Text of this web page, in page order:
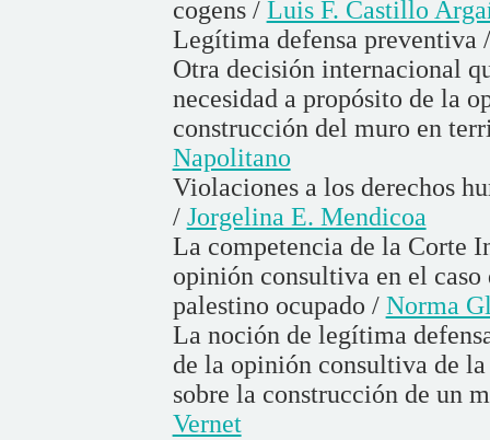
cogens / Luis F. Castillo
Legítima defensa preventiva
Otra decisión internacional
necesidad a propósito de la
construcción del muro en
Napolitano
Violaciones a los derechos
/ Jorgelina E. Mendicoa
La competencia de la Corte
opinión consultiva en el
palestino ocupado / Norma
La noción de legítima
de la opinión consultiva de
sobre la construcción de un
Vernet